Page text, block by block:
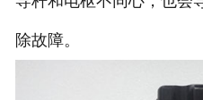
除故障。